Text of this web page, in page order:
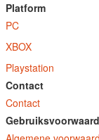
Platform
PC
XBOX
Playstation
Contact
Contact